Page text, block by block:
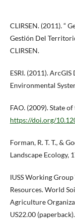
CLIRSEN. (2011). “
Gestión Del
CLIRSEN.
ESRI. (2011).
Environmental
FAO. (2009). State
https://doi.org/
Forman, R. T. T., &
Landscape Ecology,
IUSS Working
Resources. World
Agriculture
US22.00